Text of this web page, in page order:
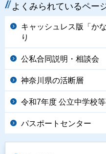
よくみられているペー
キャッシュレス版「か
り
公私合同説明・相談会
神奈川県の活断層
令和7年度 公立中学校
パスポートセンター